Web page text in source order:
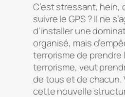
C’est stressant, hein,
suivre le GPS ? Il ne
d’installer une
organisé, mais
terrorisme de prendre
terrorisme, veut
de tous et de chacun.
cette nouvelle